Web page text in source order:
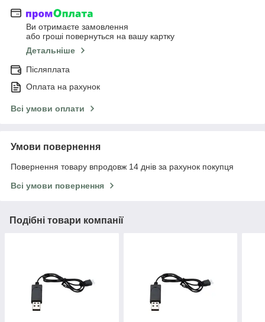
Ви отримаєте замовлення
або гроші повернуться на вашу картку
Детальніше
Післяплата
Оплата на рахунок
Всі умови оплати
Умови повернення
Повернення товару впродовж 14 днів за рахунок покупця
Всі умови повернення
Подібні товари компанії